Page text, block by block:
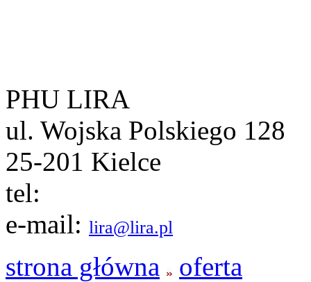
PHU LIRA
ul. Wojska Polskiego 128
25-201 Kielce
tel:
e-mail: lira@lira.pl
strona główna oferta